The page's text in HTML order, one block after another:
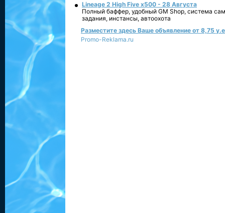
Lineage 2 High Five x500 - 28 Августа
Полный баффер, удобный GM Shop, система
задания, инстансы, автоохота
Разместите здесь Ваше объявление от 8,75
Promo-Reklama.ru